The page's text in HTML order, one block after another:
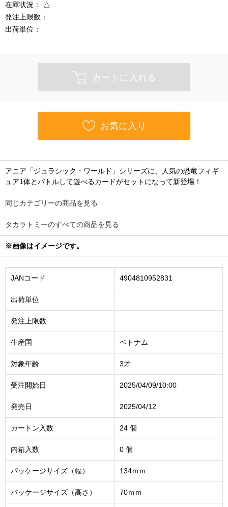
在庫状況：
△
発注上限数：
出荷単位：
カートに入れる
お気に入り
アニア「ジュラシック・ワールド」シリーズに、人気の恐竜フィギ
ュア1体とバトルして遊べるカードがセットになって新登場！
同じカテゴリーの商品を見る
タカラトミーのすべての商品を見る
※画像はイメージです。
JANコード 4904810952831
出荷単位
発注上限数
生産国 ベトナム
対象年齢 3才
受注開始日 2025/04/09/10:00
発売日 2025/04/12
カートン入数 24 個
内箱入数 0 個
パッケージサイズ（幅） 134ｍｍ
パッケージサイズ（高さ） 70ｍｍ